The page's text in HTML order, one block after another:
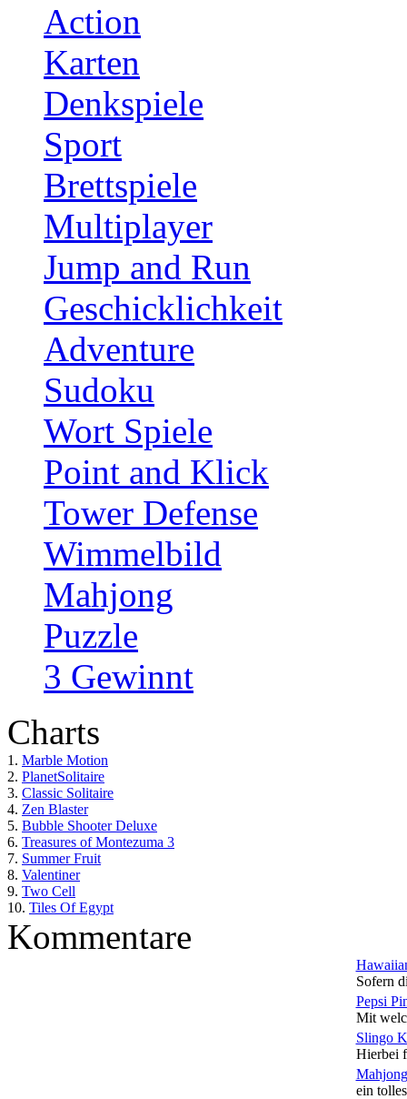
Action
Karten
Denkspiele
Sport
Brettspiele
Multiplayer
Jump and Run
Geschicklichkeit
Adventure
Sudoku
Wort Spiele
Point and Klick
Tower Defense
Wimmelbild
Mahjong
Puzzle
3 Gewinnt
Charts
1. Marble Motion
2. PlanetSolitaire
3. Classic Solitaire
4. Zen Blaster
5. Bubble Shooter Deluxe
6. Treasures of Montezuma 3
7. Summer Fruit
8. Valentiner
9. Two Cell
10. Tiles Of Egypt
Kommentare
Sofern
Pepsi
Mit
Slingo
Hierbei
ein